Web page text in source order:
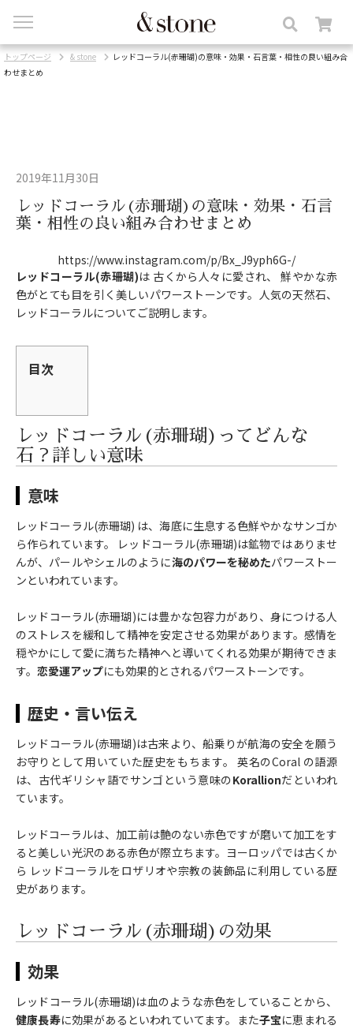
toggle
トップページ & stone
レッドコーラル(赤珊瑚)の意味・効果・石言葉・相性の良い組み合
わせまとめ
2019年11月30日
レッドコーラル(赤珊瑚)の意味・効果・石言
葉・相性の良い組み合わせまとめ
https://www.instagram.com/p/Bx_J9yph6G-/
レッドコーラル(赤珊瑚)は 古くから人々に愛され、 鮮やかな赤
色がとても目を引く美しいパワーストーンです。人気の天然石、
レッドコーラルについてご説明します。
目次
レッドコーラル(赤珊瑚)ってどんな
石？詳しい意味
意味
レッドコーラル(赤珊瑚) は、海底に生息する色鮮やかなサンゴか
ら作られています。 レッドコーラル(赤珊瑚)は鉱物ではありませ
んが、パールやシェルのように海のパワーを秘めたパワーストー
ンといわれています。
レッドコーラル(赤珊瑚)には豊かな包容力があり、身につける人
のストレスを緩和して精神を安定させる効果があります。感情を
穏やかにして愛に満ちた精神へと導いてくれる効果が期待できま
す。 恋愛運アップにも効果的とされるパワーストーンです。
歴史・言い伝え
レッドコーラル(赤珊瑚)は古来より、船乗りが航海の安全を願う
お守りとして用いていた歴史をもちます。 英名のCoral の語源
は、古代ギリシャ語でサンゴという意味のKorallionだといわれ
ています。
レッドコーラルは、加工前は艶のない赤色ですが磨いて加工をす
ると美しい光沢のある赤色が際立ちます。ヨーロッパでは古くか
ら レッドコーラルをロザリオや宗教の装飾品に利用している歴
史があります。
レッドコーラル(赤珊瑚)の効果
効果
レッドコーラル(赤珊瑚)は血のような赤色をしていることから、
健康長寿に効果があるといわれていてます。また子宝に恵まれる